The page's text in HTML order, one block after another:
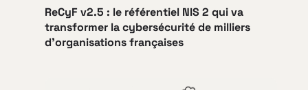
ReCyF v2.5 : le référentiel NIS 2 qui va
transformer la cybersécurité de milliers
d’organisations françaises